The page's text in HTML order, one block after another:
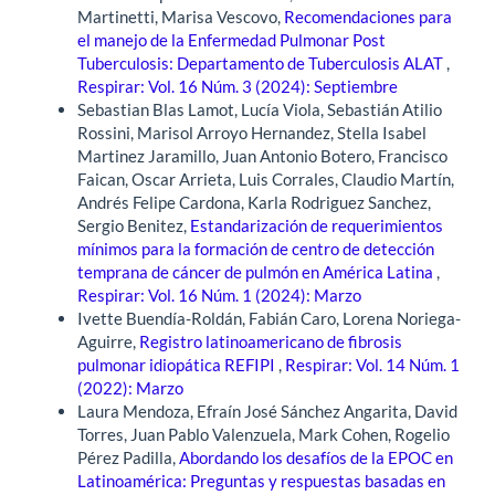
Martinetti, Marisa Vescovo, Recomendaciones para
el manejo de la Enfermedad Pulmonar Post
Tuberculosis: Departamento de Tuberculosis ALAT,
Respirar: Vol. 16 Núm. 3 (2024): Septiembre
Sebastian Blas Lamot, Lucía Viola, Sebastián Atilio
Rossini, Marisol Arroyo Hernandez, Stella Isabel
Martinez Jaramillo, Juan Antonio Botero, Francisco
Faican, Oscar Arrieta, Luis Corrales, Claudio Martín,
Andrés Felipe Cardona, Karla Rodriguez Sanchez,
Sergio Benitez, Estandarización de requerimientos
mínimos para la formación de centro de detección
temprana de cáncer de pulmón en América Latina ,
Respirar: Vol. 16 Núm. 1 (2024): Marzo
Ivette Buendía-Roldán, Fabián Caro, Lorena Noriega-
Aguirre, Registro latinoamericano de fibrosis
pulmonar idiopática REFIPI , Respirar: Vol. 14 Núm. 1
(2022): Marzo
Laura Mendoza, Efraín José Sánchez Angarita, David
Torres, Juan Pablo Valenzuela, Mark Cohen, Rogelio
Pérez Padilla,Abordando los desafíos de la EPOC en
Latinoamérica: Preguntas y respuestas basadas en